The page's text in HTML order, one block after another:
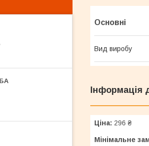
Основні
Вид виробу
Інформація
Ціна: 296 ₴
Мінімальне